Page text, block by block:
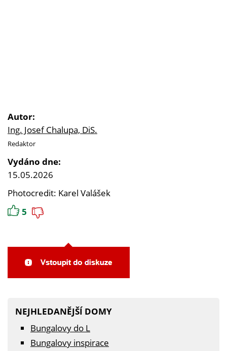
Autor:
Ing. Josef Chalupa, DiS.
Redaktor
Vydáno dne:
15.05.2026
Photocredit: Karel Valášek
5
NEJHLEDANĚJŠÍ DOMY
Bungalovy do L
Bungalovy inspirace